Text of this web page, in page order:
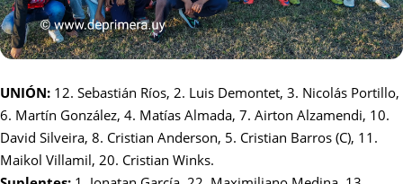
UNIÓN: 12. Sebastián Ríos, 2. Luis Demontet, 3. Nicolás Portillo,
6. Martín González, 4. Matías Almada, 7. Airton Alzamendi, 10.
David Silveira, 8. Cristian Anderson, 5. Cristian Barros (C), 11.
Maikol Villamil, 20. Cristian Winks.